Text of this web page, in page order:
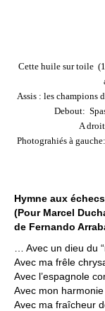
Cette huile sur toile
Assis : les champions
Debout:
A
Photograhiés à
Hymne aux échecs
(Pour Marcel
de Fernando
… Avec un dieu du
Avec ma frêle
Avec l’espagnole
Avec mon
Avec ma fraîcheur